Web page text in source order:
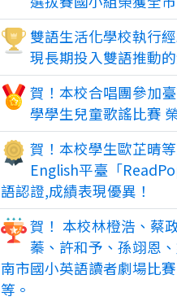
雙語生活化學校執行
現長期投入雙語推動
賀！本校合唱團參加
學學生兒童歌謠比賽
賀！本校學生歐芷晴
English平臺「
語認證,成績表現優異！
賀！ 本校林橙浩、蔡
蓁、許和予、孫翊恩
南市國小英語讀者劇場比
等。